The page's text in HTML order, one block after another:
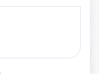
y Chill Out &